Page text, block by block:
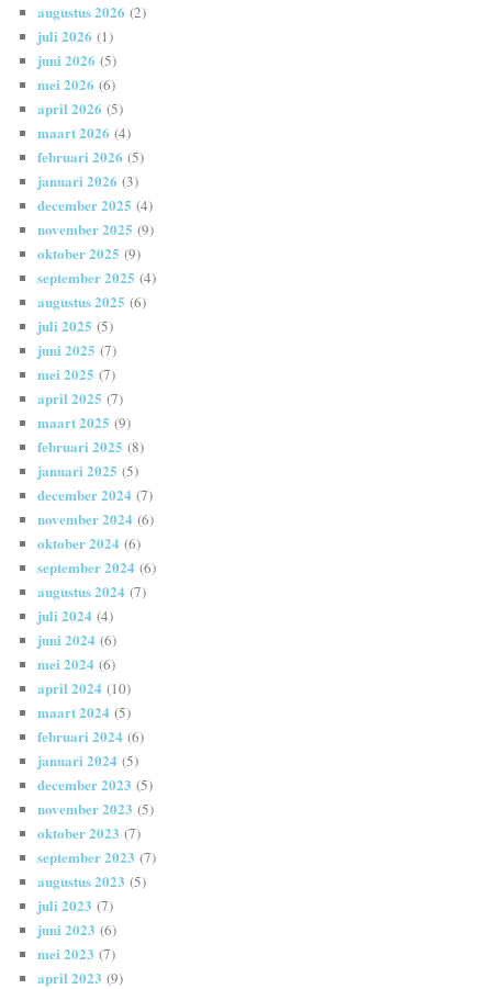
augustus 2026 (2)
juli 2026 (1)
juni 2026 (5)
mei 2026 (6)
april 2026 (5)
maart 2026 (4)
februari 2026 (5)
januari 2026 (3)
december 2025 (4)
november 2025 (9)
oktober 2025 (9)
september 2025 (4)
augustus 2025 (6)
juli 2025 (5)
juni 2025 (7)
mei 2025 (7)
april 2025 (7)
maart 2025 (9)
februari 2025 (8)
januari 2025 (5)
december 2024 (7)
november 2024 (6)
oktober 2024 (6)
september 2024 (6)
augustus 2024 (7)
juli 2024 (4)
juni 2024 (6)
mei 2024 (6)
april 2024 (10)
maart 2024 (5)
februari 2024 (6)
januari 2024 (5)
december 2023 (5)
november 2023 (5)
oktober 2023 (7)
september 2023 (7)
augustus 2023 (5)
juli 2023 (7)
juni 2023 (6)
mei 2023 (7)
april 2023 (9)